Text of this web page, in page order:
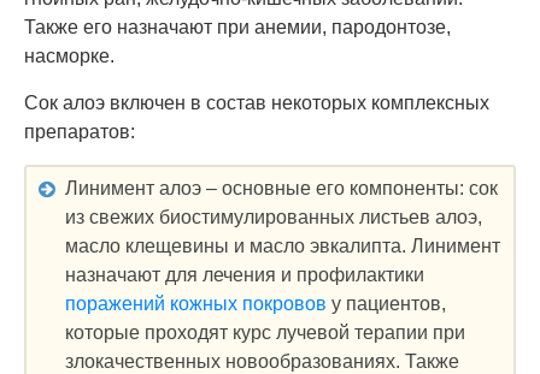
Также его назначают при анемии, пародонтозе,
насморке.
Сок алоэ включен в состав некоторых комплексных
препаратов:
Линимент алоэ – основные его компоненты: сок
из свежих биостимулированных листьев алоэ,
масло клещевины и масло эвкалипта. Линимент
назначают для лечения и профилактики
поражений кожных покровов у пациентов,
которые проходят курс лучевой терапии при
злокачественных новообразованиях. Также